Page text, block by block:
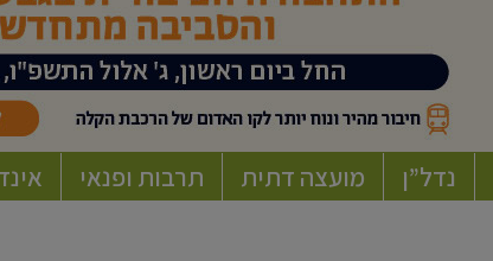
נדל”ן מועצה דתית תרבות ופנאי